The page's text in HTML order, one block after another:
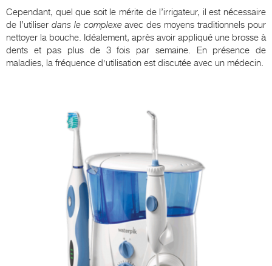
Cependant, quel que soit le mérite de l’irrigateur, il est nécessaire
de l’utiliser dans le complexeavec des moyens traditionnels pour
nettoyer la bouche. Idéalement, après avoir appliqué une brosse à
dents et pas plus de 3 fois par semaine. En présence de
maladies, la fréquence d'utilisation est discutée avec un médecin.